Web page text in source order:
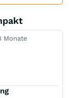
Monate